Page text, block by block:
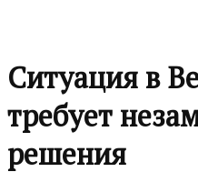
Ситуация в
требует
решения